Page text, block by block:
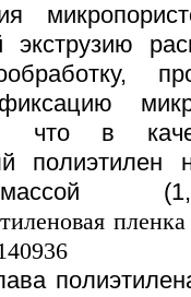
что в
полиэтилен